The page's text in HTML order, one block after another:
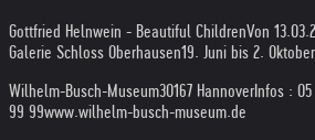
Gottfried Helnwein - Beautiful ChildrenVon
Galerie Schloss Oberhausen19. Juni bis 2.
Wilhelm-Busch-Museum30167 HannoverInfos :
99 99www.wilhelm-busch-museum.de